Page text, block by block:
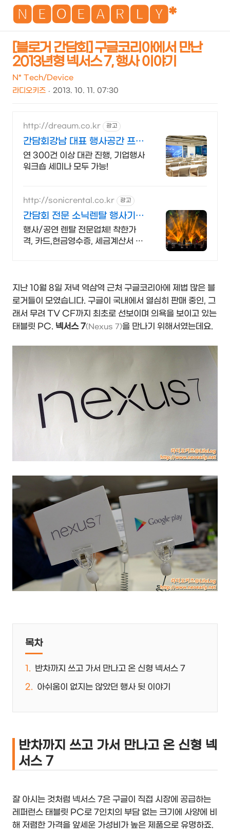
🅽🅴🅾🅴🅰🆁🅻🆈*
[블로거 간담회] 구글코리아에서 만난
2013년형 넥서스 7, 행사 이야기
N* Tech/Device
라디오키즈
2013. 10. 11. 07:30
http://dreaum.co.kr 광고
간담회강남 대표 행사공간 프리
미엄 가구 완벽 구비
연 300건 이상 대관 진행, 기업행사
워크숍 세미나 모두 가능!
http://sonicrental.co.kr 광고
간담회 전문 소닉렌탈 행사기획
과 행사장비 선두주자
행사/공연 렌탈 전문업체! 착한가
격, 카드,현금영수증, 세금계산서 모
지난 10월 8일 저녁 역삼역 근처 구글코리아에 제법 많은 블
로거들이 모였습니다. 구글이 국내에서 열심히 판매 중인, 그
래서 무려 TV CF까지 최초로 선보이며 의욕을 보이고 있는
태블릿 PC. 넥서스 7(Nexus 7)을 만나기 위해서였는데요.
목차
반차까지 쓰고 가서 만나고 온 신형 넥서스 7
아쉬움이 없지는 않았던 행사 뒷 이야기
반차까지 쓰고 가서 만나고 온 신형 넥
서스 7
잘 아시는 것처럼 넥서스 7은 구글이 직접 시장에 공급하는
레퍼런스 태블릿 PC로 7인치의 부담 없는 크기에 사양에 비
해 저렴한 가격을 앞세운 가성비가 높은 제품으로 유명하죠.